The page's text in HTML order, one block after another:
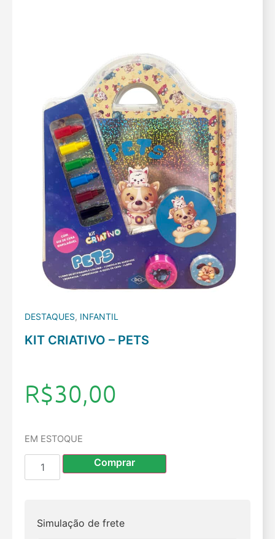
DESTAQUES, INFANTIL
KIT CRIATIVO – PETS
R$30,00
EM ESTOQUE
Comprar
Simulação de frete